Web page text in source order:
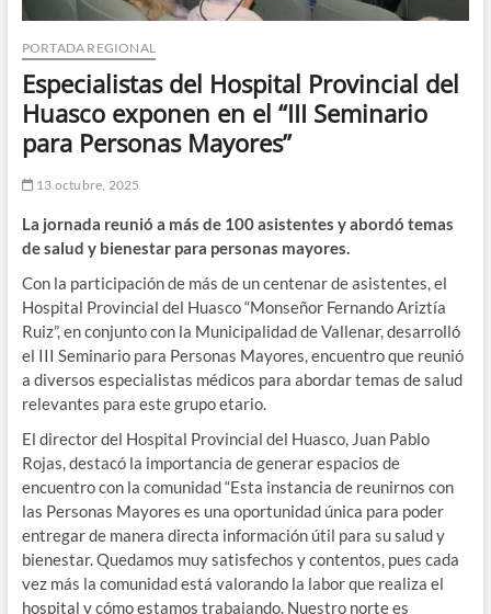
PORTADA REGIONAL
Especialistas del Hospital Provincial del
Huasco exponen en el “III Seminario
para Personas Mayores”
13 octubre, 2025
La jornada reunió a más de 100 asistentes y abordó temas
de salud y bienestar para personas mayores.
Con la participación de más de un centenar de asistentes, el
Hospital Provincial del Huasco “Monseñor Fernando Ariztía
Ruiz”, en conjunto con la Municipalidad de Vallenar, desarrolló
el III Seminario para Personas Mayores, encuentro que reunió
a diversos especialistas médicos para abordar temas de salud
relevantes para este grupo etario.
El director del Hospital Provincial del Huasco, Juan Pablo
Rojas, destacó la importancia de generar espacios de
encuentro con la comunidad “Esta instancia de reunirnos con
las Personas Mayores es una oportunidad única para poder
entregar de manera directa información útil para su salud y
bienestar. Quedamos muy satisfechos y contentos, pues cada
vez más la comunidad está valorando la labor que realiza el
hospital y cómo estamos trabajando. Nuestro norte es